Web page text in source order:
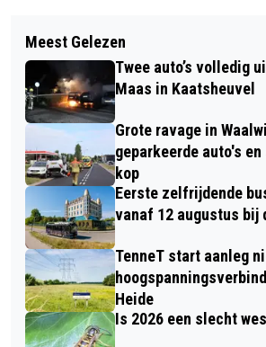
KUNSTVAKANTIE IN HET
ZOMERATELIER
FIETSER GEWOND NA
AUTO IN KAATSHEUVEL
Meest Gelezen
Twee auto’s volledig
Maas in Kaatsheuvel
Grote ravage in
geparkeerde auto's
kop
Eerste zelfrijdende
vanaf 12 augustus bij
TenneT start aanleg
Heide
Is 2026 een slecht